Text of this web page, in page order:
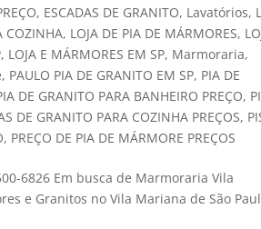
, ESCADAS DE GRANITO, Lavatórios,
COZINHA, LOJA DE PIA DE MÁRMORES,
, LOJA E MÁRMORES EM SP, Marmoraria,
, PAULO PIA DE GRANITO EM SP, PIA DE
DE GRANITO PARA BANHEIRO PREÇO,
DE GRANITO PARA COZINHA PREÇOS,
, PREÇO DE PIA DE MÁRMORE PREÇOS
6826 Em busca de Marmoraria Vila
e Granitos no Vila Mariana de São